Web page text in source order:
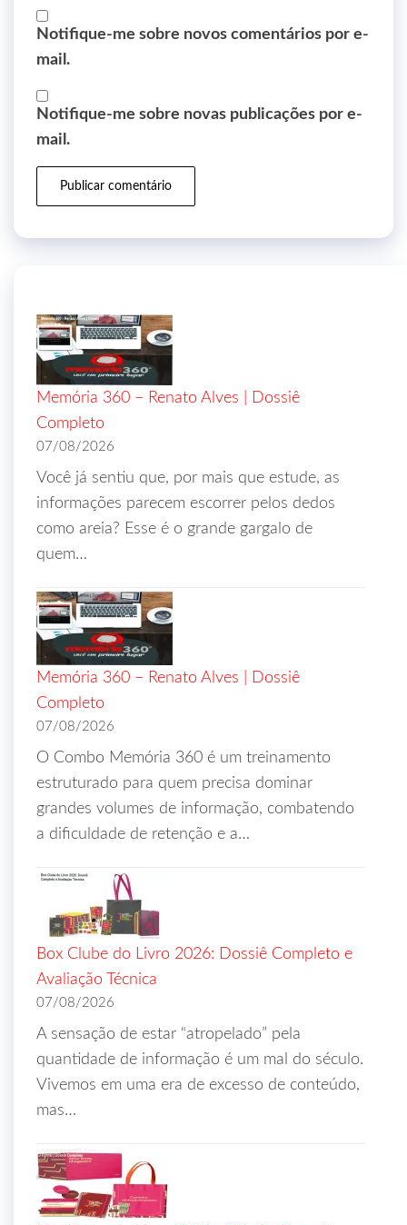
Notifique-me sobre novos comentários por e-
mail.
Notifique-me sobre novas publicações por e-
mail.
Memória 360 – Renato Alves | Dossiê
Completo
07/08/2026
Você já sentiu que, por mais que estude, as
informações parecem escorrer pelos dedos
como areia? Esse é o grande gargalo de
quem…
Memória 360 – Renato Alves | Dossiê
Completo
07/08/2026
O Combo Memória 360 é um treinamento
estruturado para quem precisa dominar
grandes volumes de informação, combatendo
a dificuldade de retenção e a…
Box Clube do Livro 2026: Dossiê Completo e
Avaliação Técnica
07/08/2026
A sensação de estar “atropelado” pela
quantidade de informação é um mal do século.
Vivemos em uma era de excesso de conteúdo,
mas…